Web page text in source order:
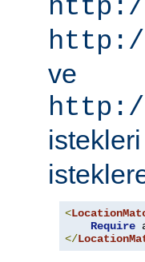
ve
<
Require
</